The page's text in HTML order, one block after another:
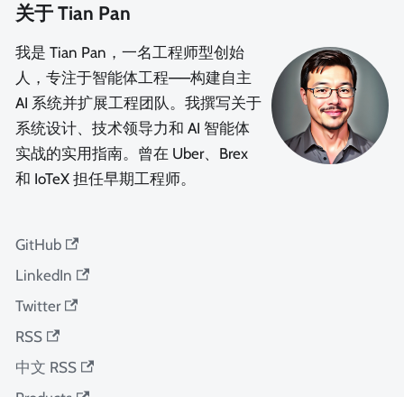
关于 Tian Pan
我是 Tian Pan，一名工程师型创始
人，专注于智能体工程——构建自主
AI 系统并扩展工程团队。我撰写关于
系统设计、技术领导力和 AI 智能体
实战的实用指南。曾在 Uber、Brex
和 IoTeX 担任早期工程师。
GitHub
LinkedIn
Twitter
RSS
中文 RSS